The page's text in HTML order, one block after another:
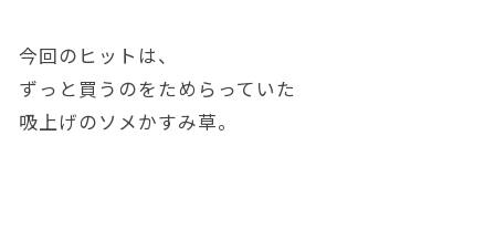
今回のヒットは、
ずっと買うのをためらっていた
吸上げのソメかすみ草。